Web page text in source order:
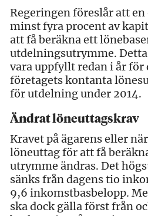
Regeringen föreslår att en
minst fyra procent av
att få beräkna ett
utdelningsutrymme.
vara uppfyllt redan i år
företagets kontanta
för utdelning under 2014.
Ändrat löneuttagskrav
Kravet på ägarens eller
löneuttag för att få
utrymme ändras. Det
sänks från dagens tio
9,6 inkomstbasbelopp.
ska dock gälla först från